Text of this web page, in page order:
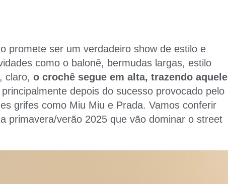
promete ser um verdadeiro show de estilo e
como o balonê, bermudas largas, estilo
claro, o crochê segue em alta, trazendo aquele
principalmente depois do sucesso provocado pelo
grifes como Miu Miu e Prada. Vamos conferir
primavera/verão 2025 que vão dominar o street